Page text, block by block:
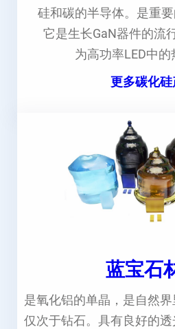
硅和碳的半导体。是重要
它是生长GaN器件的流
为高功率LED中的
更多碳化硅
蓝宝石
是氧化铝的单晶，是自然界
仅次于钻石。具有良好的